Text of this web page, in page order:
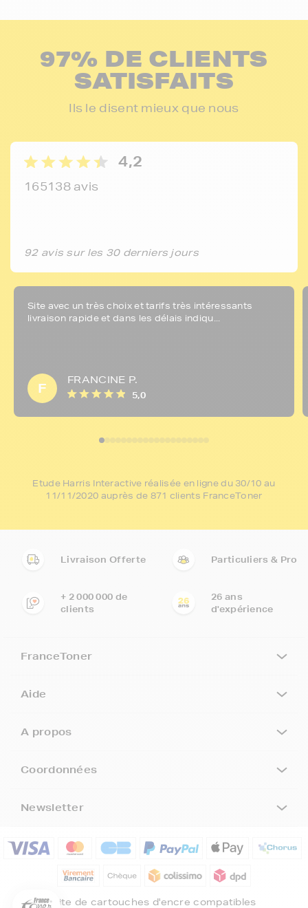
97% DE CLIENTS
SATISFAITS
Ils le disent mieux que nous
4,2
165138 avis
92 avis sur les 30 derniers jours
Site avec un très choix et tarifs très intéressants
livraison rapide et dans les délais indiqu...
F
FRANCINE P.
5,0
Etude Harris Interactive réalisée en ligne du 30/10 au
11/11/2020 auprès de 871 clients FranceToner
Livraison Offerte Particuliers & Pro
+ 2 000 000 de
clients
26 ans
d'expérience
FranceToner
Aide
A propos
Coordonnées
Newsletter
Site de cartouches d'encre compatibles
Inscrivez-vous à notre newsletter, suivez notre actualité et